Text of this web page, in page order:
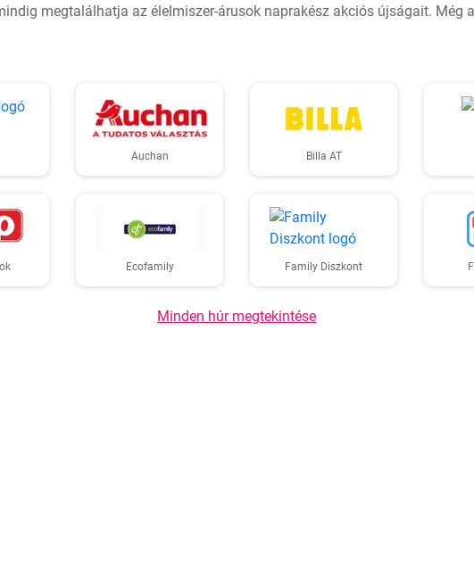
megtalálhatja az élelmiszer-árusok naprakész akciós újságait. Még
Auchan Billa AT
Ecofamily Family Diszkont
Minden húr megtekintése